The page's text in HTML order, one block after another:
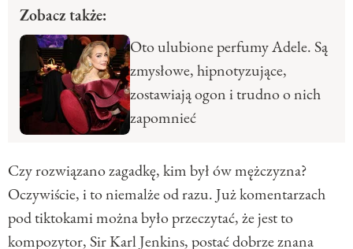
Zobacz także:
Oto ulubione perfumy Adele. Są
zmysłowe, hipnotyzujące,
zostawiają ogon i trudno o nich
zapomnieć
Czy rozwiązano zagadkę, kim był ów mężczyzna?
Oczywiście, i to niemalże od razu. Już komentarzach
pod tiktokami można było przeczytać, że jest to
kompozytor, Sir Karl Jenkins, postać dobrze znana